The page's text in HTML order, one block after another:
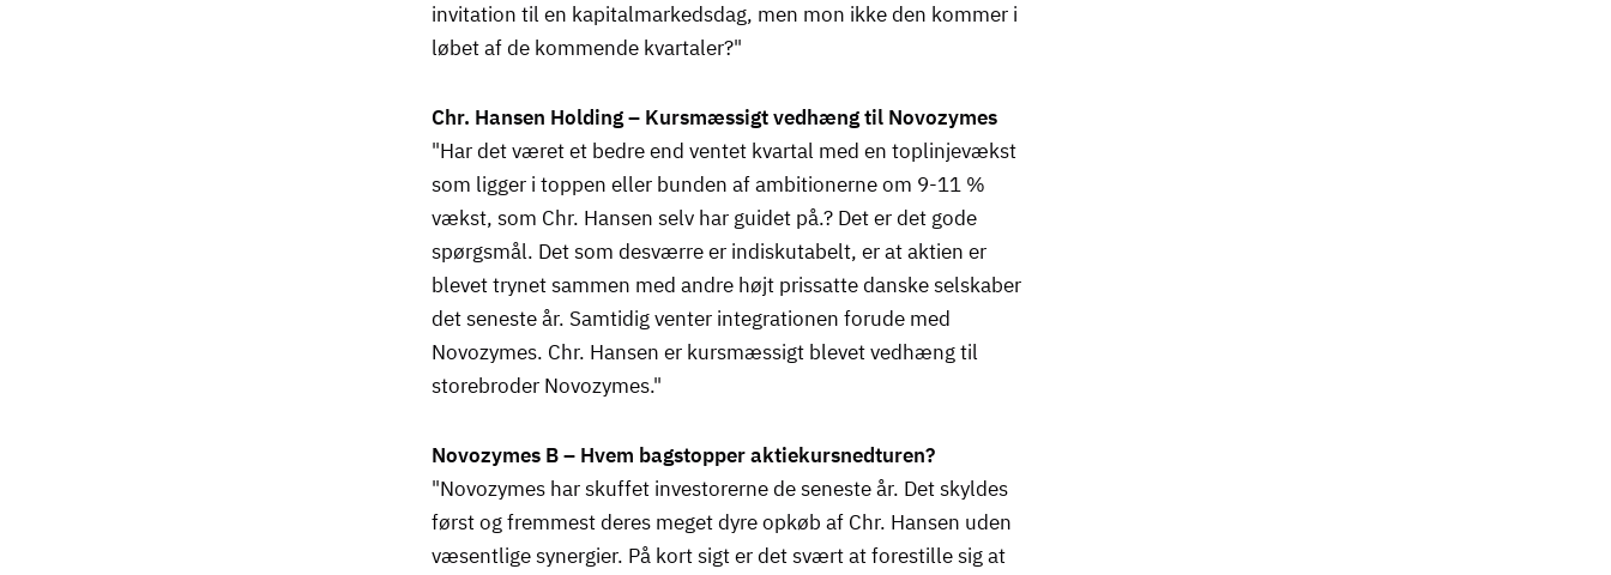
invitation til en kapitalmarkedsdag, men mon ikke den kommer i
løbet af de kommende kvartaler?"
Chr. Hansen Holding – Kursmæssigt vedhæng til Novozymes
"Har det været et bedre end ventet kvartal med en toplinjevækst
som ligger i toppen eller bunden af ambitionerne om 9-11 %
vækst, som Chr. Hansen selv har guidet på.? Det er det gode
spørgsmål. Det som desværre er indiskutabelt, er at aktien er
blevet trynet sammen med andre højt prissatte danske selskaber
det seneste år. Samtidig venter integrationen forude med
Novozymes. Chr. Hansen er kursmæssigt blevet vedhæng til
storebroder Novozymes."
Novozymes B – Hvem bagstopper aktiekursnedturen?
"Novozymes har skuffet investorerne de seneste år. Det skyldes
først og fremmest deres meget dyre opkøb af Chr. Hansen uden
væsentlige synergier. På kort sigt er det svært at forestille sig at